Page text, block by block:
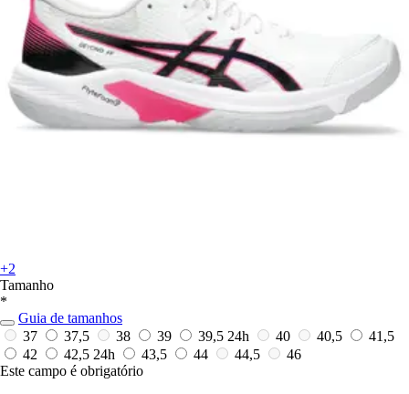
+2
Tamanho
*
Guia de tamanhos
37
37,5 38 39 39,5 24h 40 40,5
41,5
42
42,5 24h 43,5 44 44,5
46
Este campo é obrigatório